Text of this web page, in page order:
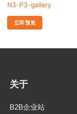
N3-P3-gallery
立即预览
关于
B2B企业站